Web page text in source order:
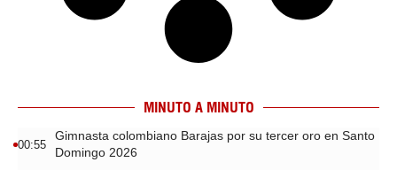
MINUTO A MINUTO
00:55
Gimnasta colombiano Barajas por su tercer oro en Santo
Domingo 2026